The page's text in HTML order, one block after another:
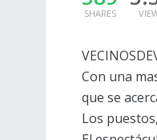
SHARES
Con una
que se
Los